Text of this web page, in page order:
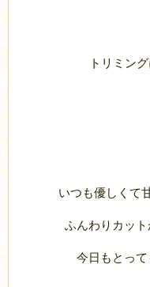
トリミン
いつも優しくて
ふんわりカッ
今日もとっ